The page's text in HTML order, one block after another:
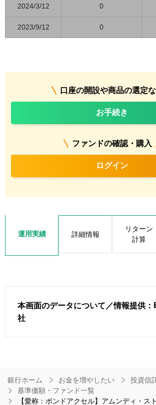
2024/3/12 0
2023/9/12 0
口座の開設や商品の選定
お手続き
ファンドの確認・購入
ログイン
運用実績 詳細情報
リターン
計算
本画面のデータについて／情報提供：
社
銀行ホーム お金を増やしたい
投資信
基準価額・ファンド一覧
【愛称：ボンドアクセル】アムンディ・ス